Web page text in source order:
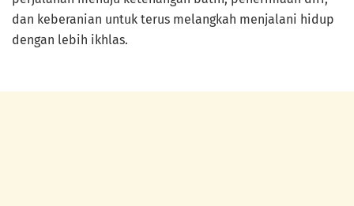
dan keberanian untuk terus melangkah menjalani hidup
dengan lebih ikhlas.